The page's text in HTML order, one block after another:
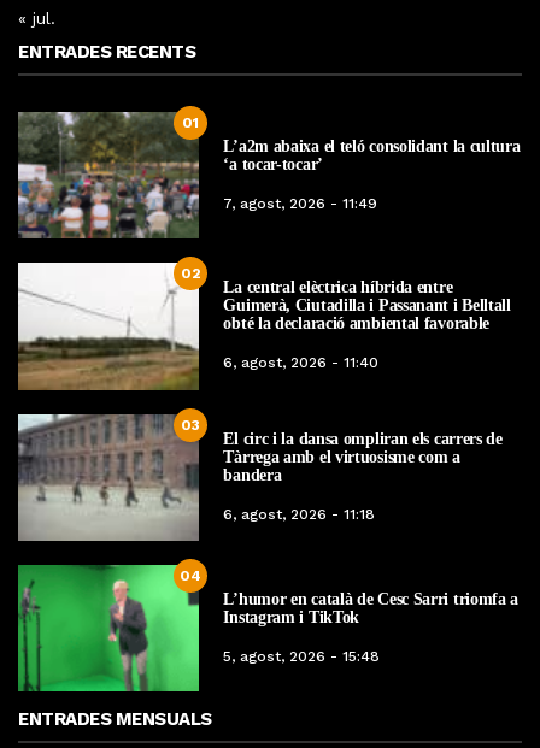
« jul.
ENTRADES RECENTS
01
L’a2m abaixa el teló consolidant la cultura
‘a tocar-tocar’
7, agost, 2026 - 11:49
02
La central elèctrica híbrida entre
Guimerà, Ciutadilla i Passanant i Belltall
obté la declaració ambiental favorable
6, agost, 2026 - 11:40
03
El circ i la dansa ompliran els carrers de
Tàrrega amb el virtuosisme com a
bandera
6, agost, 2026 - 11:18
04
L’humor en català de Cesc Sarri triomfa a
Instagram i TikTok
5, agost, 2026 - 15:48
ENTRADES MENSUALS